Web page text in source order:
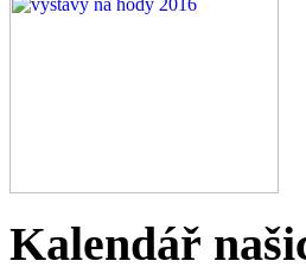
Kalendář